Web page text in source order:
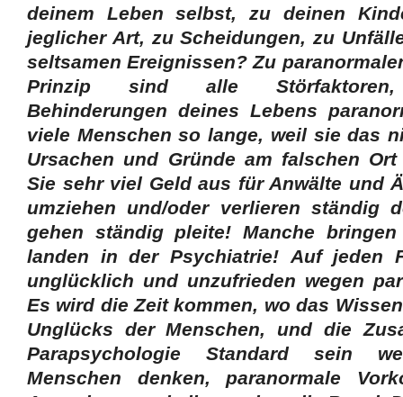
deinem Leben selbst, zu deinen
jeglicher Art, zu Scheidungen, zu
seltsamen Ereignissen? Zu
Prinzip sind alle
Behinderungen deines Lebens
viele Menschen so lange, weil sie das
Ursachen und Gründe am falschen
Sie sehr viel Geld aus für Anwälte und
umziehen und/oder verlieren ständig
gehen ständig pleite! Manche
landen in der Psychiatrie! Auf jeden
unglücklich und unzufrieden wegen
Es wird die Zeit kommen, wo das
Unglücks der Menschen, und die
Parapsychologie Standard sein
Menschen denken, paranormale